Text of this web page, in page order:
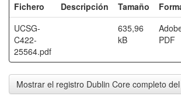
Fichero
Descripción Tamaño
UCSG-
C422-
25564.pdf
635,96
kB
PDF
Mostrar el registro Dublin Core completo